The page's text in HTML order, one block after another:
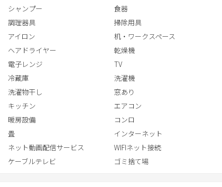
シャンプー
食器
調理器具
掃除用具
アイロン
机・ワークスペース
ヘアドライヤー
乾燥機
電子レンジ
TV
冷蔵庫
洗濯機
洗濯物干し
窓あり
キッチン
エアコン
暖房設備
コンロ
畳
インターネット
ネット動画配信サービス
WIFIネット接続
ケーブルテレビ
ゴミ捨て場